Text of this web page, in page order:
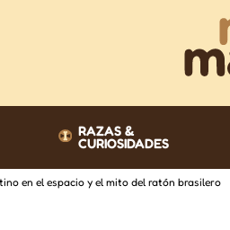
RAZAS &
CURIOSIDADES
en el espacio y el mito del ratón brasilero